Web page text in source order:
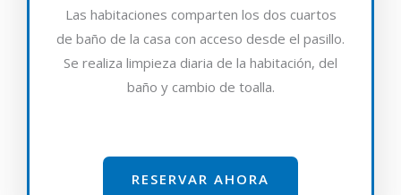
Las habitaciones comparten los dos cuartos
de baño de la casa con acceso desde el pasillo.
Se realiza limpieza diaria de la habitación, del
baño y cambio de toalla.
RESERVAR AHORA